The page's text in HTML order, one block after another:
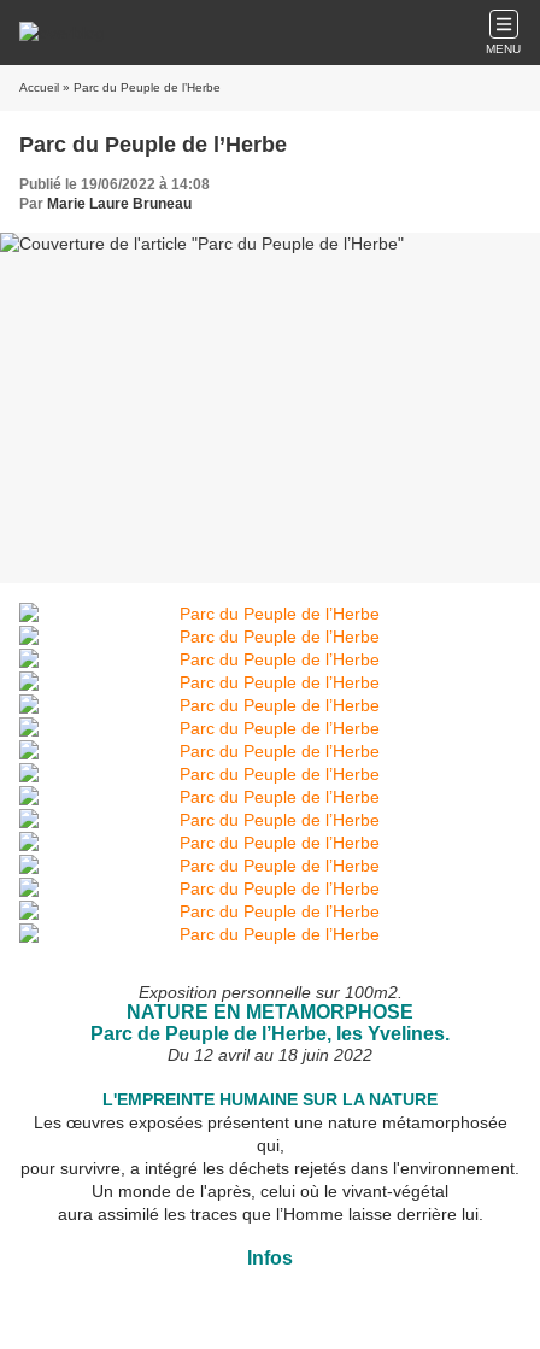
MENU
Accueil » Parc du Peuple de l’Herbe
Parc du Peuple de l’Herbe
Publié le 19/06/2022 à 14:08
Par Marie Laure Bruneau
Exposition personnelle sur 100m2.
NATURE EN METAMORPHOSE
Parc de Peuple de l’Herbe, les Yvelines.
Du 12 avril au 18 juin 2022
L'EMPREINTE HUMAINE SUR LA NATURE
Les œuvres exposées présentent une nature métamorphosée
qui,
pour survivre, a intégré les déchets rejetés dans l'environnement.
Un monde de l'après, celui où le vivant-végétal
aura assimilé les traces que l’Homme laisse derrière lui.
Infos